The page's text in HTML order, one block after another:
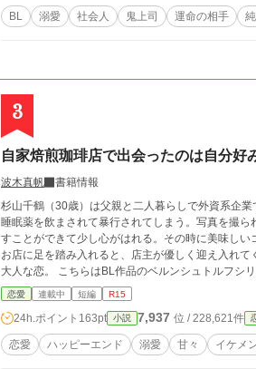
BL 溺愛 社会人 鬼上司 運命の相手
3
自家焙煎珈琲店で出会ったのは自分好
波木真帆
書籍情報
杉山千鶴（30歳）は父親と二人暮らしで外資系企
睡眠薬を飲まされて暴行されてしまう。写真を撮
すことができて少し心がはれる。その時に美味し
お店に足を踏み入れると、店主が優しく迎え入れ
大人な恋。 こちらはBL作品のベルンシュトルフシリーズ 『年下イケメンに甘やかされすぎて困ってます』の主人公：杉山大智の双子
の妹のお話になります。 こちらは単体でもお楽し
♡ BL要素あります。
恋愛 連載中 短編 R15
24h.ポイント 163pt 小説 7,937 位 / 228,621件
恋愛 ハッピーエンド 溺愛 甘々 イケメ